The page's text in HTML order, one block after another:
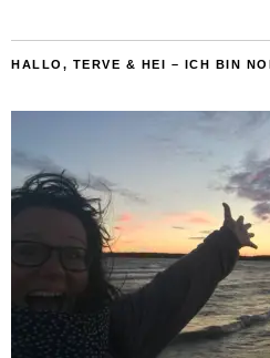
HALLO, TERVE & HEI – ICH BIN